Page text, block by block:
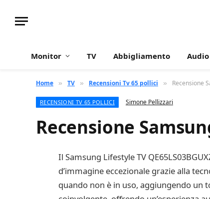
Monitor TV Abbigliamento Audio
Home » TV » Recensioni Tv 65 pollici » Recensione
RECENSIONI TV 65 POLLICI Simone Pellizzari
Recensione
Il Samsung Lifestyle TV
d’immagine eccezionale grazie alla
quando non è in uso, aggiungendo un